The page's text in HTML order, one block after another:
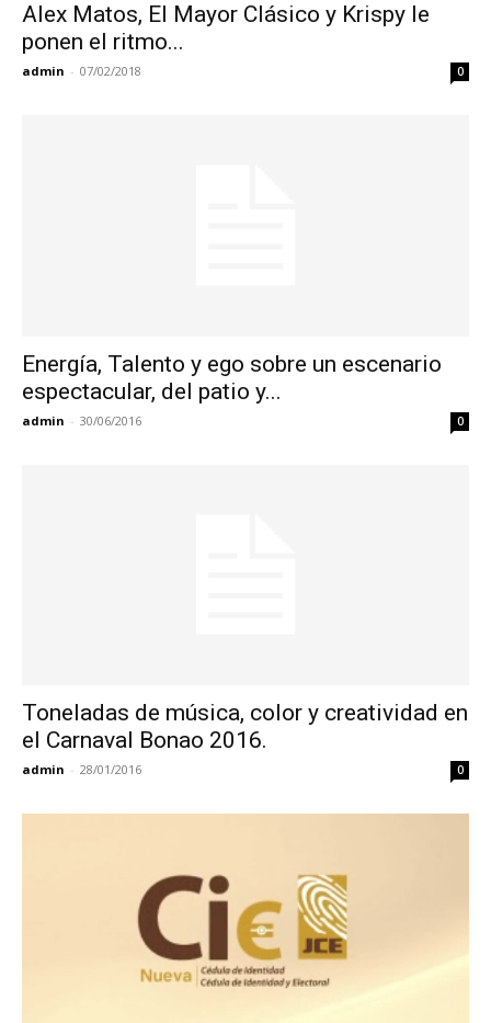
Alex Matos, El Mayor Clásico y Krispy le
ponen el ritmo...
admin - 07/02/2018 0
Energía, Talento y ego sobre un escenario
espectacular, del patio y...
admin - 30/06/2016 0
Toneladas de música, color y creatividad en
el Carnaval Bonao 2016.
admin - 28/01/2016 0